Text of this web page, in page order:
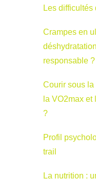
Les
Crampes en
responsable ?
Courir sous
la VO2max et
?
Profil
trail
La nutrition :